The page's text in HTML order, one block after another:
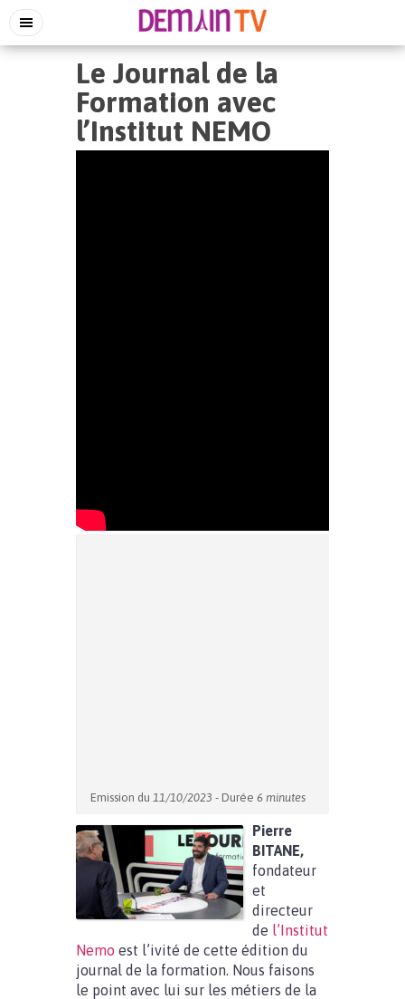
Le Journal de la
Formation avec
l’Institut NEMO
Emission du 11/10/2023 - Durée 6 minutes
Pierre
BITANE,
fondateur
et
directeur
de l’Institut
Nemo est l’ivité de cette édition du
journal de la formation. Nous faisons
le point avec lui sur les métiers de la